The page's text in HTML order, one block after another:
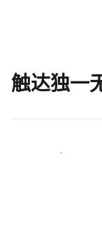
触达独一
立即触达新客人